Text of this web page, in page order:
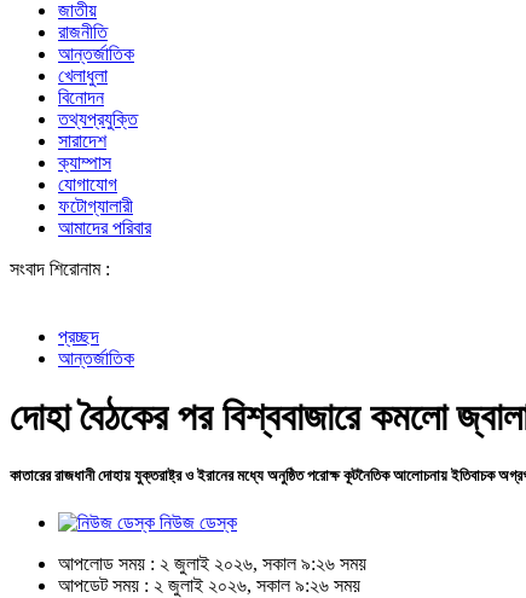
জাতীয়
রাজনীতি
আন্তর্জাতিক
খেলাধুলা
বিনোদন
তথ্যপ্রযুক্তি
সারাদেশ
ক্যাম্পাস
যোগাযোগ
ফটোগ্যালারী
আমাদের পরিবার
সংবাদ শিরোনাম :
প্রচ্ছদ
আন্তর্জাতিক
দোহা বৈঠকের পর বিশ্ববাজারে কমলো
কাতারের রাজধানী দোহায় যুক্তরাষ্ট্র ও ইরানের মধ্যে অনুষ্ঠিত পরোক্ষ কূটনৈতিক আলোচনায় ইতিবাচক
নিউজ ডেস্ক
আপলোড সময় : ২ জুলাই ২০২৬, সকাল ৯:২৬ সময়
আপডেট সময় : ২ জুলাই ২০২৬, সকাল ৯:২৬ সময়